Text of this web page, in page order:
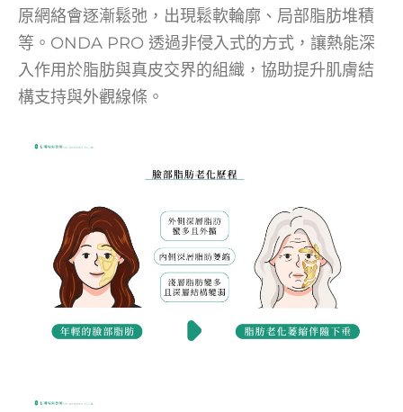
原網絡會逐漸鬆弛，出現鬆軟輪廓、局部脂肪堆積
等。ONDA PRO 透過非侵入式的方式，讓熱能深
入作用於脂肪與真皮交界的組織，協助提升肌膚結
構支持與外觀線條。